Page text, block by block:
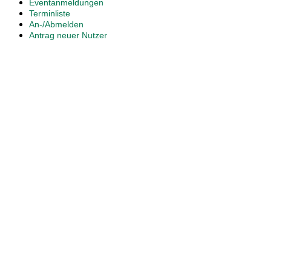
Eventanmeldungen
Terminliste
An-/Abmelden
Antrag neuer Nutzer